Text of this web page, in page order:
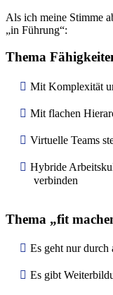
Als ich meine Stimme
„in Führung“:
Thema
Mit Komplexität
Mit flachen
Virtuelle Teams
Hybride
verbinden
Thema „fit
Es geht nur durch
Es gibt